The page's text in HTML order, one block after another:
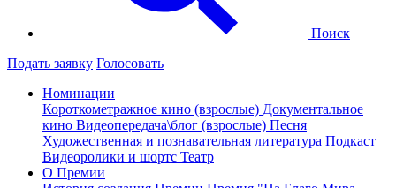
Поиск
Подать заявку Голосовать
Номинации
Короткометражное кино (взрослые) Документальное
кино Видеопередача\блог (взрослые) Песня
Художественная и познавательная литература Подкаст
Видеоролики и шортс Театр
О Премии